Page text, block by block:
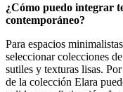
¿Cómo puedo integrar
contemporáneo?
Para espacios
seleccionar colecciones
sutiles y texturas lisas.
de la colección Elara